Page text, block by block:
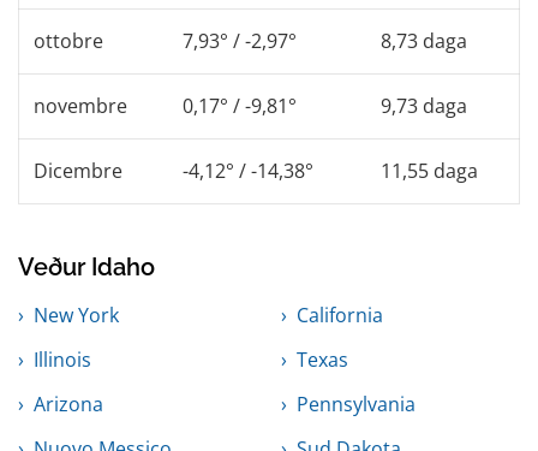
ottobre 7,93° / -2,97° 8,73 daga
novembre 0,17° / -9,81° 9,73 daga
Dicembre -4,12° / -14,38° 11,55 daga
Veður Idaho
New York
California
Illinois
Texas
Arizona
Pennsylvania